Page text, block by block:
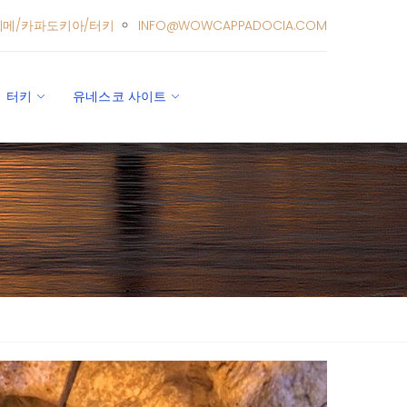
메/카파도키아/터키 INFO@WOWCAPPADOCIA.COM
터키 유네스코 사이트